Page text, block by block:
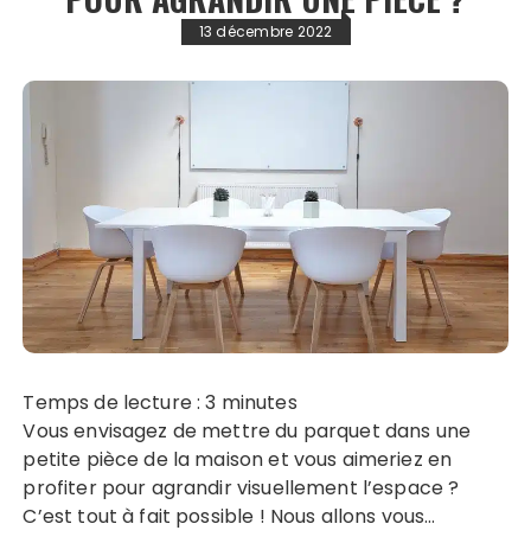
13 décembre 2022
Temps de lecture :3 minutes
Vous envisagez de mettre du parquet dans une
petite pièce de la maison et vous aimeriez en
profiter pour agrandir visuellement l’espace ?
C’est tout à fait possible ! Nous allons vous…